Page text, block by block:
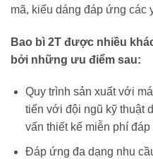
mã, kiểu dáng đáp ứng các
Bao bì 2T được nhiều
bởi những ưu điểm sau:
Quy trình sản xuất với
tiến với đội ngũ kỹ thuật
vấn thiết kế miễn phí
Đáp ứng đa dạng nhu